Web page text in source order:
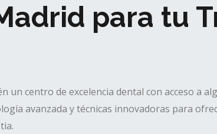
para tu
un centro de excelencia dental con acceso a
avanzada y técnicas innovadoras para